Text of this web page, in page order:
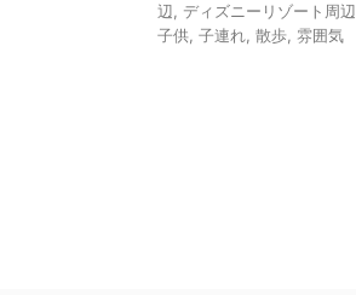
辺
ディズニーリゾート周辺
子供 子連れ 散歩 雰囲気